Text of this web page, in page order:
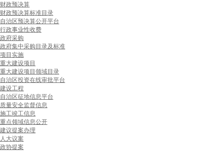
财政预决算
财政预决算标准目录
自治区预决算公开平台
行政事业性收费
政府采购
政府集中采购目录及标准
项目实施
重大建设项目
重大建设项目领域目录
自治区投资在线审批平台
建设工程
自治区征地信息平台
质量安全监督信息
施工竣工信息
重点领域信息公开
建议提案办理
人大议案
政协提案